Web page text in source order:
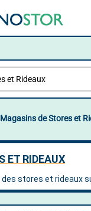
Magasins de Stores et